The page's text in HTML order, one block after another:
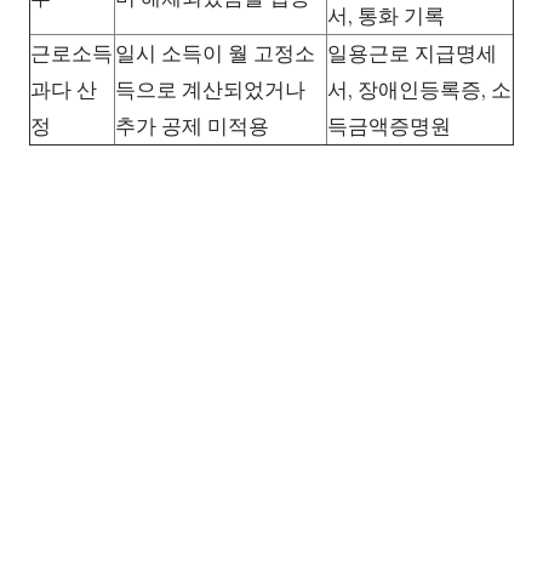
서, 통화 기록
근로소득
과다 산
정
일시 소득이 월 고정소
득으로 계산되었거나
추가 공제 미적용
일용근로 지급명세
서, 장애인등록증, 소
득금액증명원